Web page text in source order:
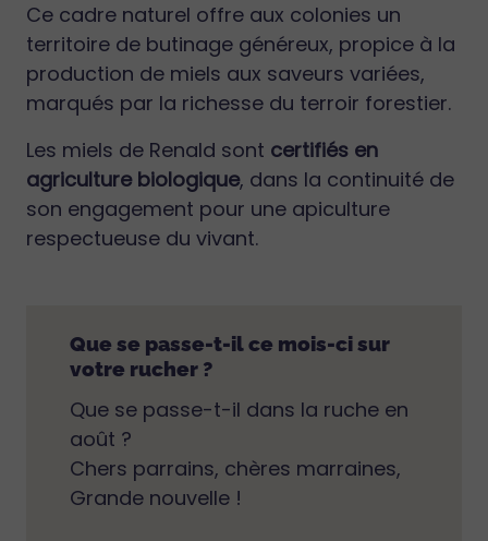
Ce cadre naturel offre aux colonies un
territoire de butinage généreux, propice à la
production de miels aux saveurs variées,
marqués par la richesse du terroir forestier.
Les miels de Renald sont certifiés en
agriculture biologique, dans la continuité de
son engagement pour une apiculture
respectueuse du vivant.
Que se passe-t-il ce mois-ci sur
votre rucher ?
Que se passe-t-il dans la ruche en
août ?
Chers parrains, chères marraines,
Grande nouvelle !